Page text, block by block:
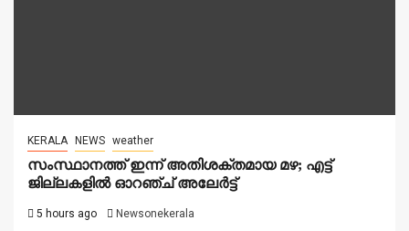
KERALA NEWS weather
സംസ്ഥാനത്ത് ഇന്ന് അതിശക്തമായ മഴ; എട്ട്
ജില്ലകളിൽ ഓറഞ്ച് അലേര്‍ട്ട്
5 hours ago Newsonekerala